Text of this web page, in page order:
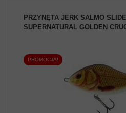
PRZYNĘTA JERK SALMO
SUPERNATURAL GOLDEN
ZOBACZ
PROMOCJA!